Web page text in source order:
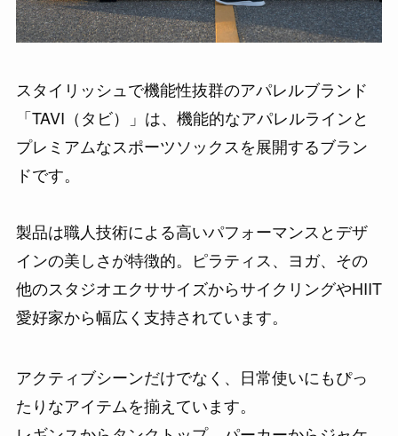
スタイリッシュで機能性抜群のアパレルブランド
「TAVI（タビ）」は、機能的なアパレルラインと
プレミアムなスポーツソックスを展開するブラン
ドです。
製品は職人技術による高いパフォーマンスとデザ
インの美しさが特徴的。ピラティス、ヨガ、その
他のスタジオエクササイズからサイクリングやHIIT
愛好家から幅広く支持されています。
アクティブシーンだけでなく、日常使いにもぴっ
たりなアイテムを揃えています。